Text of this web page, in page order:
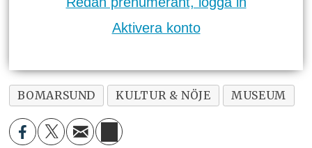
Aktivera konto
BOMARSUND KULTUR & NÖJE MUSEUM